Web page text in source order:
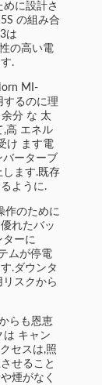
に設計さ
の組み合
は
の高い電
.
MI-
するのに理
分 な 太
,高 エネル
け ます電
ーターブ
します.既存
ように.
作のために
れたバッ
ターに
ムが停電
.ダウンタ
スクから
らも恩恵
は キャン
セスは,照
せること
煙がなく